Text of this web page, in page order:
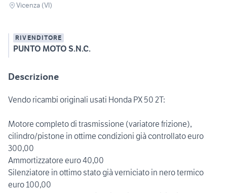
Vicenza (VI)
RIVENDITORE
PUNTO MOTO S.N.C.
Descrizione
Vendo ricambi originali usati Honda PX 50 2T:
Motore completo di trasmissione (variatore frizione),
cilindro/pistone in ottime condizioni già controllato euro
300,00
Ammortizzatore euro 40,00
Silenziatore in ottimo stato già verniciato in nero termico
euro 100,00